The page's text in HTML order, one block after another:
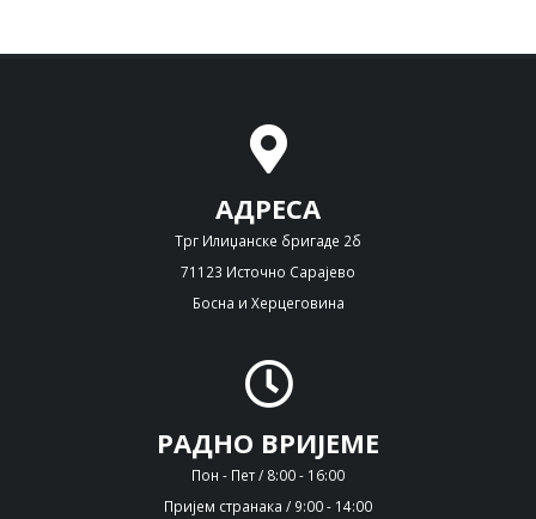
АДРЕСА
Трг Илиџанске бригаде 2б
71123 Источно Сарајево
Босна и Херцеговина
РАДНО ВРИЈЕМЕ
Пон - Пет / 8:00 - 16:00
Пријем странака / 9:00 - 14:00